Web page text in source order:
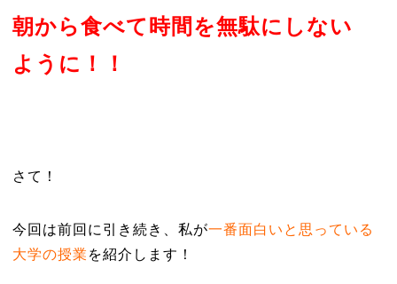
朝から食べて時間を無駄にしない
ように！！
さて！
今回は前回に引き続き、私が一番面白いと思っている
大学の授業 を紹介します！